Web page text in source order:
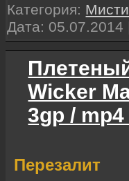
Категория:
Дата: 05.07.2014
Wicker
3gp /
Перезалит